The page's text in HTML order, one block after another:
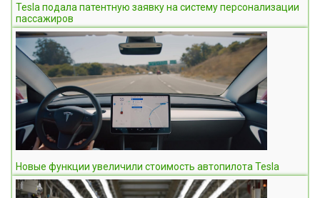
Tesla подала патентную заявку на систему персонализации
пассажиров
Новые функции увеличили стоимость автопилота Tesla